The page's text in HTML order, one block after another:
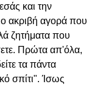
και την
ακριβή αγορά που
ζητήματα που
Πρώτα απ'όλα,
τα πάντα
σπίτι". Ίσως